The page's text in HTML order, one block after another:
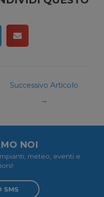
Successivo Articolo
→
NOI
meteo, eventi e
SMS